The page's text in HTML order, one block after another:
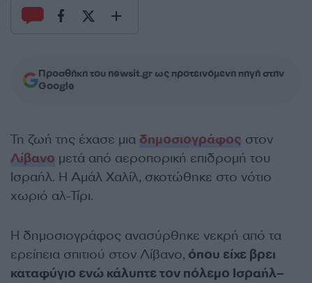
Προσθήκη του newsit.gr ως προτεινόμενη πηγή στην
Google
Τη ζωή της έχασε μια δημοσιογράφος στον
Λίβανο μετά από αεροπορική επιδρομή του
Ισραήλ. Η Αμάλ Χαλίλ, σκοτώθηκε στο νότιο
χωριό αλ-Τίρι.
Η δημοσιογράφος ανασύρθηκε νεκρή από τα
ερείπεια σπιτιού στον Λίβανο, όπου είχε βρει
καταφύγιο ενώ κάλυπτε τον πόλεμο Ισραήλ–